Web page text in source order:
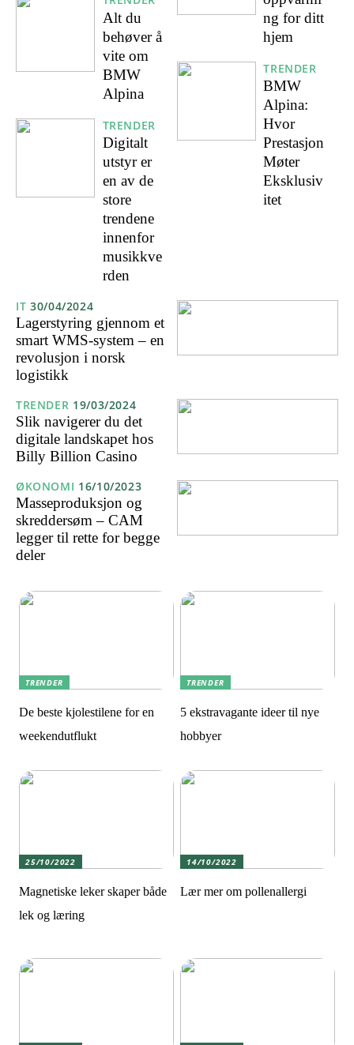
Alt du
behøver å
vite om
BMW
Alpina
TRENDER
Digitalt
utstyr er
en av de
store
trendene
innenfor
musikkve
rden
ng for ditt
hjem
TRENDER
BMW
Alpina:
Hvor
Prestasjon
Møter
Eksklusiv
itet
IT 30/04/2024
Lagerstyring gjennom et
smart WMS-system – en
revolusjon i norsk
logistikk
TRENDER 19/03/2024
Slik navigerer du det
digitale landskapet hos
Billy Billion Casino
ØKONOMI 16/10/2023
Masseproduksjon og
skreddersøm – CAM
legger til rette for begge
deler
TRENDER
De beste kjolestilene for en
weekendutflukt
TRENDER
5 ekstravagante ideer til nye
hobbyer
25/10/2022
Magnetiske leker skaper både
lek og læring
14/10/2022
Lær mer om pollenallergi